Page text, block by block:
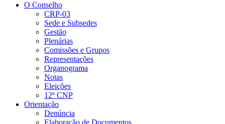
O Conselho
CRP-03
Sede e Subsedes
Gestão
Plenárias
Comissões e Grupos
Representações
Organograma
Notas
Eleições
12º CNP
Orientação
Denúncia